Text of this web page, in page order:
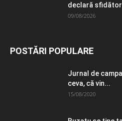
declară
09/08/2026
POSTĂRI POPULARE
Jurnal de
ceva, că vin...
15/08/2020